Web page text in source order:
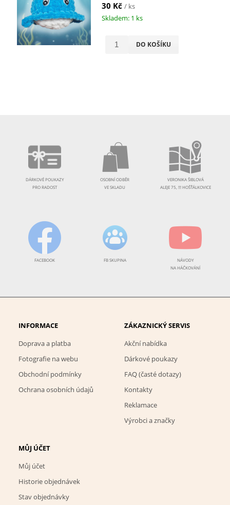
30 Kč / ks
Skladem: 1 ks
DO KOŠÍKU
DÁRKOVÉ POUKAZY
PRO RADOST
OSOBNÍ ODBĚR
VE SKLADU
VERONIKA ŠIBLOVÁ
ALEJE 75, !!! HOŠŤÁLKOVICE
FACEBOOK FB SKUPINA
NÁVODY
NA HÁČKOVÁNÍ
INFORMACE
Doprava a platba
Fotografie na webu
Obchodní podmínky
Ochrana osobních údajů
ZÁKAZNICKÝ SERVIS
Akční nabídka
Dárkové poukazy
FAQ (časté dotazy)
Kontakty
Reklamace
Výrobci a značky
MŮJ ÚČET
Můj účet
Historie objednávek
Stav objednávky